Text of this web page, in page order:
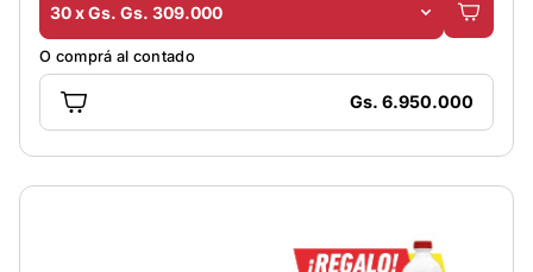
30 x Gs. Gs. 309.000
O comprá al contado
Gs. 6.950.000